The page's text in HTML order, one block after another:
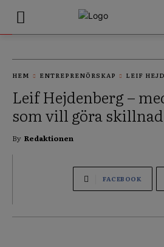
HEM ENTREPRENÖRSKAP LEIF
Leif Hejdenberg –
som vill göra
By Redaktionen
FACEBOOK